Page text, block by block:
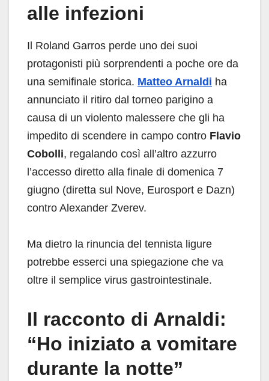
alle infezioni
Il Roland Garros perde uno dei suoi
protagonisti più sorprendenti a poche ore da
una semifinale storica. Matteo Arnaldi ha
annunciato il ritiro dal torneo parigino a
causa di un violento malessere che gli ha
impedito di scendere in campo contro Flavio
Cobolli, regalando così all’altro azzurro
l’accesso diretto alla finale di domenica 7
giugno (diretta sul Nove, Eurosport e Dazn)
contro Alexander Zverev.
Ma dietro la rinuncia del tennista ligure
potrebbe esserci una spiegazione che va
oltre il semplice virus gastrointestinale.
Il racconto di Arnaldi:
“Ho iniziato a vomitare
durante la notte”